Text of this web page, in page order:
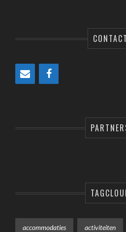
CONTACT
accommodaties activiteiten